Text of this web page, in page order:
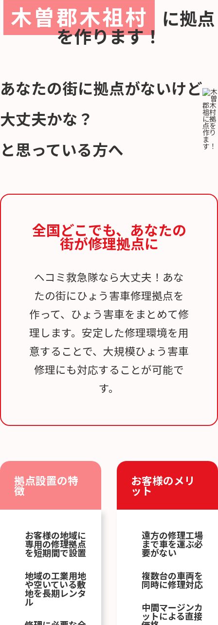
木曽郡木祖村 に拠点
を作ります！
あなたの街に拠点がないけど
大丈夫かな？
と思っている方へ
全国どこでも、 あなたの
街が修理拠点に
ヘコミ救急隊なら大丈夫！あな
たの街にひょう害車修理拠点を
作って、ひょう害車をまとめて修
理します。安定した修理環境を用
意することで、大規模ひょう害車
修理にも対応することが可能で
す。
拠点設置の特
徴
お客様の地域に
専用の修理拠点
を短期間で設置
地域の工業用地
や空いている敷
地を長期レンタ
ル
お客様のメリ
ット
遠方の修理工場
まで車を運ぶ必
要がない
複数台の車両を
同時に修理対応
中間マージンカ
ットによる直接